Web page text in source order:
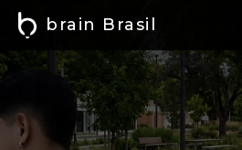
brain Brasil